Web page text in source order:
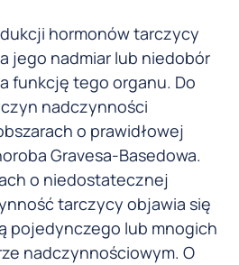
hormonów tarczycy
jego nadmiar lub niedobór
funkcję tego organu. Do
nadczynności
o prawidłowej
Gravesa-Basedowa.
o niedostatecznej
tarczycy objawia się
pojedynczego lub mnogich
nadczynnościowym. O